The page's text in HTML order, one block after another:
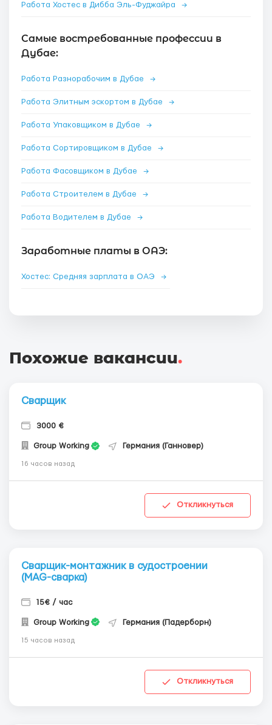
Работа Хостес в Дибба Эль-Фуджайра →
Самые востребованные профессии в
Дубае:
Работа Разнорабочим в Дубае →
Работа Элитным эскортом в Дубае →
Работа Упаковщиком в Дубае →
Работа Сортировщиком в Дубае →
Работа Фасовщиком в Дубае →
Работа Строителем в Дубае →
Работа Водителем в Дубае →
Заработные платы в ОАЭ:
Хостес: Средняя зарплата в ОАЭ →
Похожие вакансии.
Сварщик
3000 €
Group Working Германия (Ганновер)
16 часов назад
Откликнуться
Сварщик-монтажник в судостроении
(MAG-сварка)
15€ / час
Group Working Германия (Падерборн)
15 часов назад
Откликнуться